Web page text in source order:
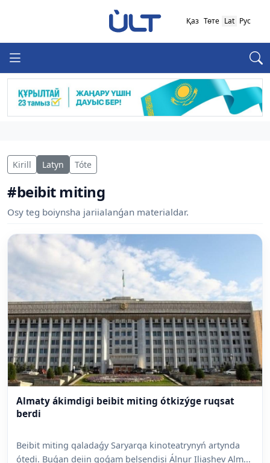
Қаз Төте Lat Рус
Kirill Latyn Tóte
#beibit miting
Osy teg boiynsha jariialanǵan materialdar.
Almaty ákimdigi beibit miting ótkizýge ruqsat
berdi
Beibit miting qaladaǵy Saryarqa kinoteatrynyń artynda
ótedi. Buǵan deiin qoǵam belsendisi Álnur Iliashev Alm...